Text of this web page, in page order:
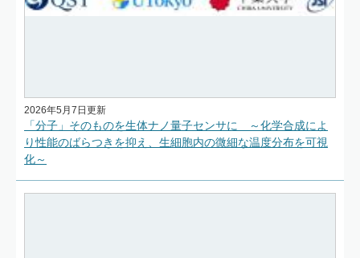
2026年5月7日更新
「分子」そのものを生体ナノ量子センサに ～化学合成によ
り性能のばらつきを抑え、生細胞内の微細な温度分布を可視
化～